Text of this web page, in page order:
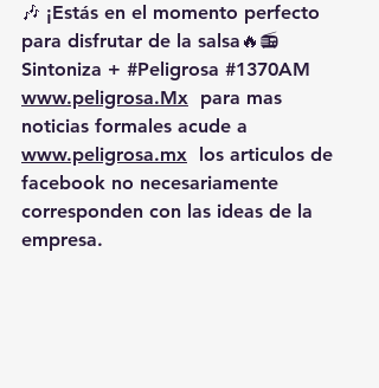
🎶 ¡Estás en el momento perfecto
para disfrutar de la salsa🔥📻
Sintoniza + #Peligrosa #1370AM
www.peligrosa.Mx para mas
noticias formales acude a
www.peligrosa.mx los articulos de
facebook no necesariamente
corresponden con las ideas de la
empresa.